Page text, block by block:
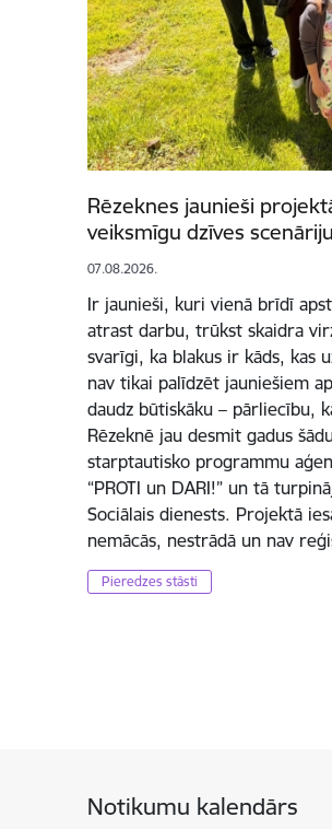
Rēzeknes jaunieši
veiksmīgu dzīves scenāriju
07.08.2026.
Ir jaunieši, kuri vienā brīdī
atrast darbu, trūkst skaidra
svarīgi, ka blakus ir kāds, kas
nav tikai palīdzēt jauniešiem
daudz būtiskāku – pārliecību,
Rēzeknē jau desmit gadus
starptautisko programmu
“PROTI un DARI!” un tā
Sociālais dienests. Projektā
nemācās, nestrādā un nav
Pieredzes stāsti
Notikumu kalendārs